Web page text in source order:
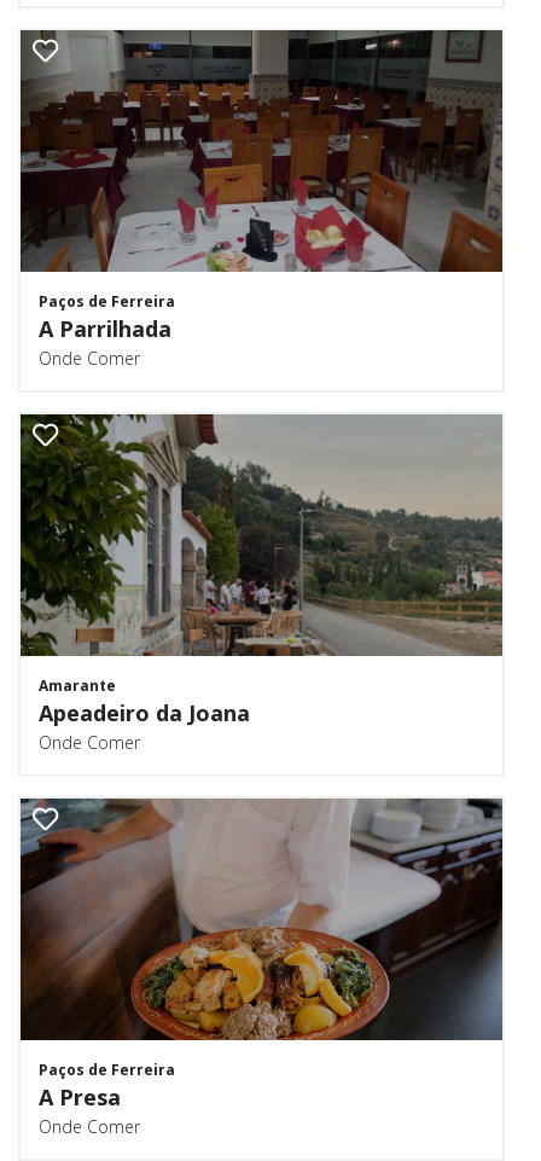
Paços de Ferreira
A Parrilhada
Onde Comer
Amarante
Apeadeiro da Joana
Onde Comer
Paços de Ferreira
A Presa
Onde Comer